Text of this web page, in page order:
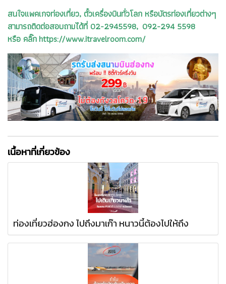
สนใจแพคเกจท่องเที่ยว, ตั๋วเครื่องบินทั่วโลก หรือบัตรท่องเที่ยวต่างๆ
สามารถติดต่อสอบถามได้ที่ 02-2945598, 092-294 5598
หรือ คลิ๊ก https://www.itravelroom.com/
เนื้อหาที่เกี่ยวข้อง
ท่องเที่ยวฮ่องกง ไปถึงมาเก๊า หนาวนี้ต้องไปให้ถึง